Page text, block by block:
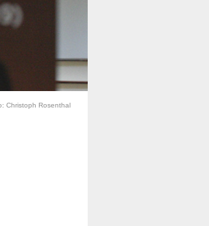
Christoph Rosenthal